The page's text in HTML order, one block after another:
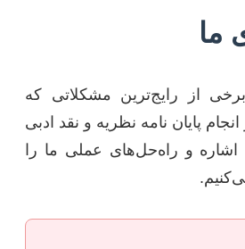
ما
از رایج‌ترین مشکلاتی که
پایان نامه نظریه و نقد ادبی
اشاره و راه‌حل‌های عملی ما را